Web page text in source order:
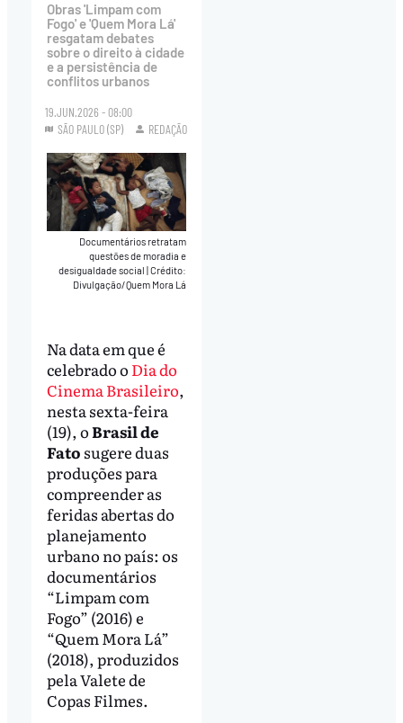
Obras 'Limpam com
Fogo' e 'Quem Mora Lá'
resgatam debates
sobre o direito à cidade
e a persistência de
conflitos urbanos
19.JUN.2026 - 08:00
SÃO PAULO (SP)
REDAÇÃO
Documentários retratam
questões de moradia e
desigualdade social Crédito:
Divulgação/Quem Mora Lá
Na data em que é
celebrado o Dia do
Cinema Brasileiro,
nesta sexta-feira
(19), oBrasil de
Fato sugere duas
produções para
compreender as
feridas abertas do
planejamento
urbano no país: os
documentários
“Limpam com
Fogo” (2016) e
“Quem Mora Lá”
(2018), produzidos
pela Valete de
Copas Filmes.